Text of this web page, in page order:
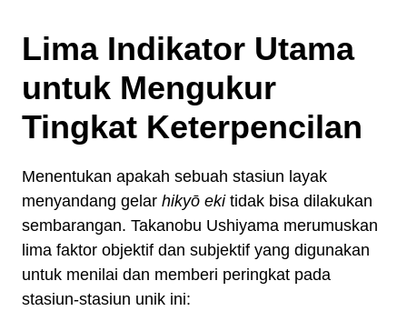
Lima Indikator Utama
untuk Mengukur
Tingkat Keterpencilan
Menentukan apakah sebuah stasiun layak
menyandang gelar hikyō ekitidak bisa dilakukan
sembarangan. Takanobu Ushiyama merumuskan
lima faktor objektif dan subjektif yang digunakan
untuk menilai dan memberi peringkat pada
stasiun-stasiun unik ini: